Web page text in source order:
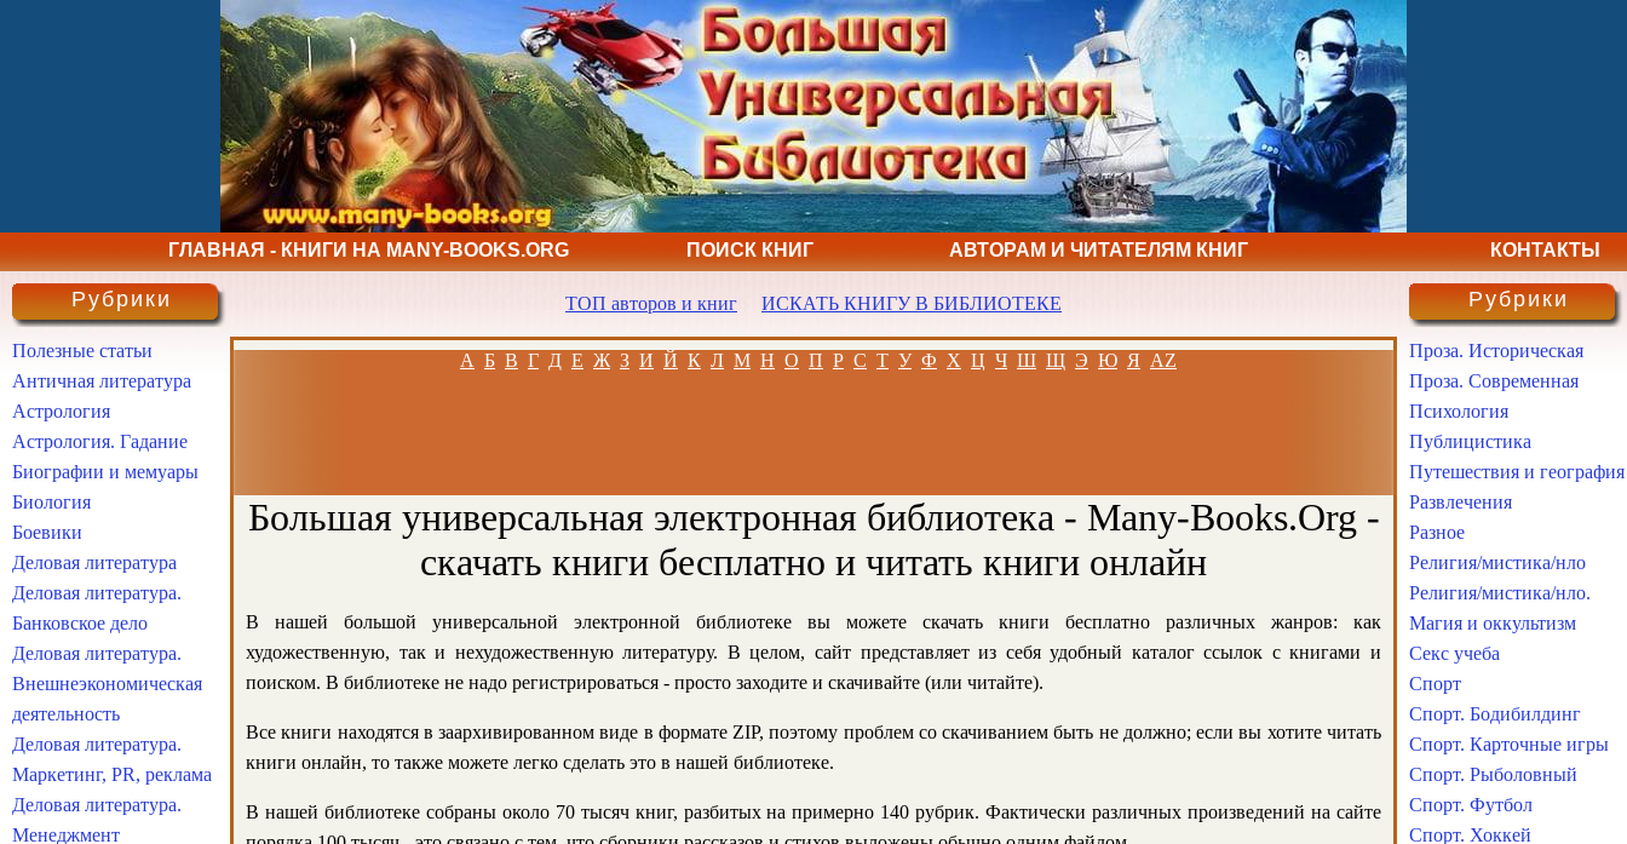
ГЛАВНАЯ - КНИГИ НА MANY-BOOKS.ORG ПОИСК КНИГ АВТОРАМ И ЧИТАТЕЛЯМ КНИГ КОНТАКТЫ
ТОП авторов и книг ИСКАТЬ КНИГУ В БИБЛИОТЕКЕ
А Б В Г Д Е Ж З И Й К Л М Н О П Р С Т У Ф Х Ц Ч Ш Щ Э Ю Я AZ
Большая универсальная электронная библиотека - Many-Books.Org -
скачать книги бесплатно и читать книги онлайн
В нашей большой универсальной электронной библиотеке вы можете скачать книги бесплатно различных жанров: как
художественную, так и нехудожественную литературу. В целом, сайт представляет из себя удобный каталог ссылок с книгами и
поиском. В библиотеке не надо регистрироваться - просто заходите и скачивайте (или читайте).
Все книги находятся в заархивированном виде в формате ZIP, поэтому проблем со скачиванием быть не должно; если вы хотите читать
книги онлайн, то также можете легко сделать это в нашей библиотеке.
В нашей библиотеке собраны около 70 тысяч книг, разбитых на примерно 140 рубрик. Фактически различных произведений на сайте
Рубрики
Полезные статьи
Античная литература
Астрология
Астрология. Гадание
Биографии и мемуары
Биология
Боевики
Деловая литература
Деловая литература.
Банковское дело
Деловая литература.
Внешнеэкономическая
деятельность
Деловая литература.
Маркетинг, PR, реклама
Деловая литература.
Менеджмент
Рубрики
Проза. Историческая
Проза. Современная
Психология
Публицистика
Путешествия и география
Развлечения
Разное
Религия/мистика/нло
Религия/мистика/нло.
Магия и оккультизм
Секс учеба
Спорт
Спорт. Бодибилдинг
Спорт. Карточные игры
Спорт. Рыболовный
Спорт. Футбол
Спорт. Хоккей